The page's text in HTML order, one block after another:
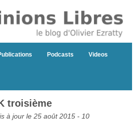
Podcasts Videos
troisième
à jour le 25 août 2015 - 10